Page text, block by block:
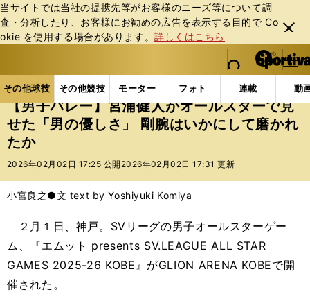
当サイトでは当社の提携先等がお客様のニーズ等について調
査・分析したり、お客様にお勧めの広告を表⽰する⽬的で Co
okie を使⽤する場合があります。詳しくはこちら
閉じ
る
web Sportiva (webスポルティーバ)
検索
マイペ
ー
ジ
メニュ
その他球技 その他競技 モーター フォト 連載 動
ス
ポ
ル
テ
ー
バ
その他球技の記事一覧 バレー 【男子バレー】宮浦
【男子バレー】宮浦健人がオールスターで見
せた「男の優しさ」 剛腕はいかにして磨かれ
たか
2026年02月02日 17:25 公開 2026年02月02日 17:31 更新
小宮良之●文 text by Yoshiyuki Komiya
２月１日、神戸。SVリーグの男子オールスターゲー
ム、『エムット presents SV.LEAGUE ALL STAR
GAMES 2025-26 KOBE』がGLION ARENA KOBEで開
催された。